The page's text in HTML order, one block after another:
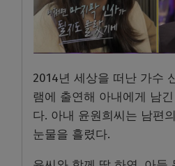
2014년 세상을 떠난 가수
램에 출연해 아내에게 남
다. 아내 윤원희씨는 남편
눈물을 흘렸다.